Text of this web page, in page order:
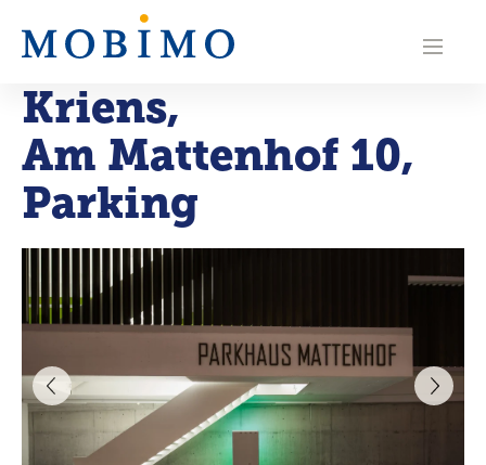
N
a
v
i
g
t
i
o
n
Kriens,
Am Mattenhof 10,
Parking